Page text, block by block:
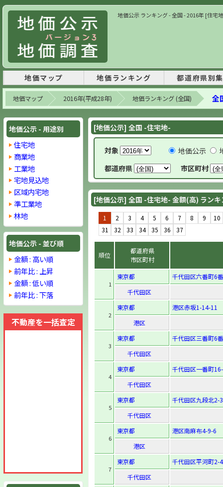
地価公示 ランキング - 全国 - 2016年 [住宅
地価マップ 地価ランキング 都道府県別
地価マップ 2016年(平成28年) 地価ランキング (全国) 全
地価公示 - 用途別
住宅地
商業地
工業地
宅地見込地
区域内宅地
準工業地
林地
地価公示 - 並び順
金額 : 高い順
前年比 : 上昇
金額 : 低い順
前年比 : 下落
不動産を一括査定
[地価公示] 全国 -住宅地-
対象 地価公示
都道府県
市区町村
[地価公示] 全国 -住宅地- 金額(高) ラン
1 2 3 4 5 6 7 8 9
10
31
32 33 34 35 36 37
順位
都道府県
市区町村
1
東京都
千代田区六番町6
千代田区
2
東京都
港区赤坂1-14-11
港区
3
東京都
千代田区三番町6
千代田区
4
東京都
千代田区一番町
千代田区
5
東京都
千代田区九段北2-
千代田区
6
東京都
港区南麻布4-9-6
港区
7
東京都
千代田区平河町2-
千代田区